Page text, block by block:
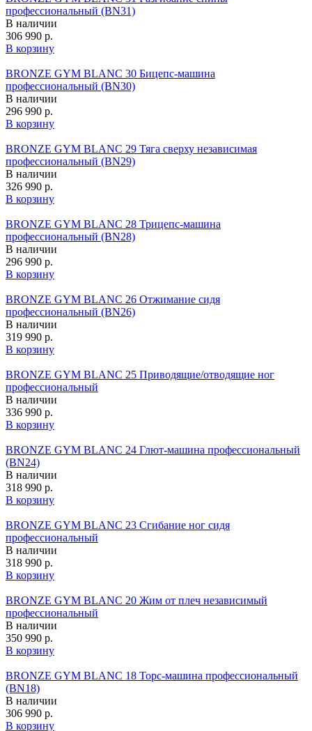
профессиональный (BN31)
В наличии
306 990 р.
В корзину
BRONZE GYM BLANC 30 Бицепс-машина
профессиональный (BN30)
В наличии
296 990 р.
В корзину
BRONZE GYM BLANC 29 Тяга сверху независимая
профессиональный (BN29)
В наличии
326 990 р.
В корзину
BRONZE GYM BLANC 28 Трицепс-машина
профессиональный (BN28)
В наличии
296 990 р.
В корзину
BRONZE GYM BLANC 26 Отжимание сидя
профессиональный (BN26)
В наличии
319 990 р.
В корзину
BRONZE GYM BLANC 25 Приводящие/отводящие ног
профессиональный
В наличии
336 990 р.
В корзину
BRONZE GYM BLANC 24 Глют-машина профессиональный
(BN24)
В наличии
318 990 р.
В корзину
BRONZE GYM BLANC 23 Сгибание ног сидя
профессиональный
В наличии
318 990 р.
В корзину
BRONZE GYM BLANC 20 Жим от плеч независимый
профессиональный
В наличии
350 990 р.
В корзину
BRONZE GYM BLANC 18 Торс-машина профессиональный
(BN18)
В наличии
306 990 р.
В корзину